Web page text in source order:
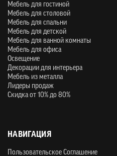
Мебель для гостиной
Мебель для столовой
Мебель для спальни
Мебель для детской
Мебель для ванной комнаты
Мебель для офиса
Освещение
Декорации для интерьера
Мебель из металла
Лидеры продаж
Скидка от 10% до 80%
НАВИГАЦИЯ
Пользовательское Соглашение